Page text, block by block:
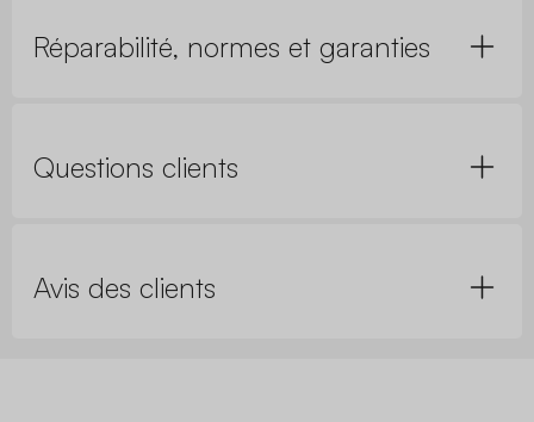
Réparabilité, normes et garanties
Questions clients
Avis des clients